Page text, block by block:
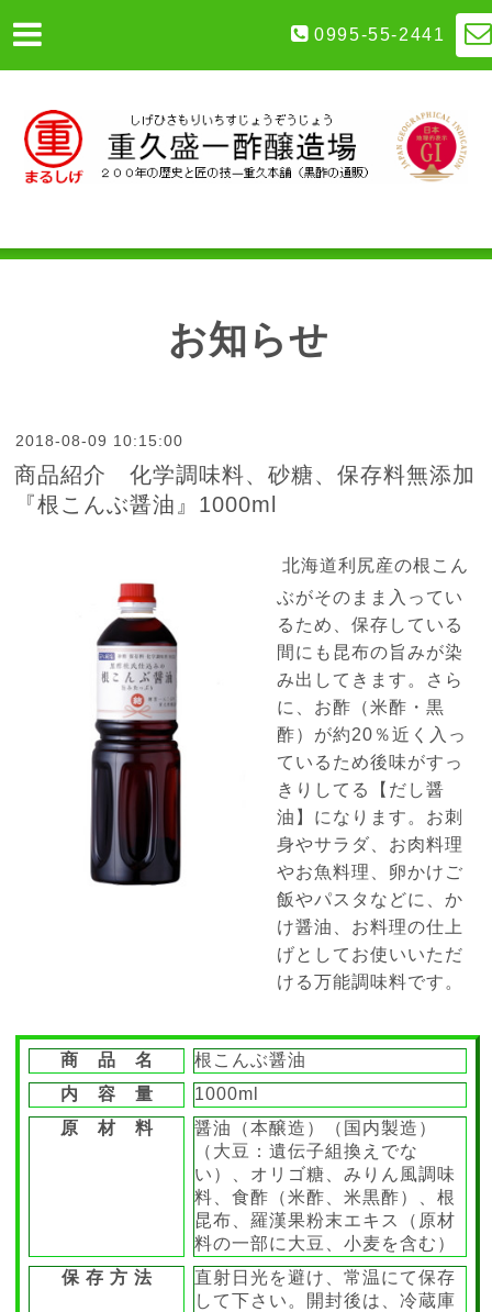
0995-55-2441
お知らせ
2018-08-09 10:15:00
商品紹介 化学調味料、砂糖、保存料無添加
『根こんぶ醤油』1000ml
北海道利尻産の根こん
ぶがそのまま入ってい
るため、保存している
間にも昆布の旨みが染
み出してきます。さら
に、お酢（米酢・黒
酢）が約20％近く入っ
ているため後味がすっ
きりしてる【だし醤
油】になります。お刺
身やサラダ、お肉料理
やお魚料理、卵かけご
飯やパスタなどに、か
け醤油、お料理の仕上
げとしてお使いいただ
ける万能調味料です。
商 品 名
根こんぶ醤油
内 容 量
1000ml
原 材 料
醤油（本醸造）（国内製造）
（大豆：遺伝子組換えでな
い）、オリゴ糖、みりん風調味
料、食酢（米酢、米黒酢）、根
昆布、羅漢果粉末エキス（原材
料の一部に大豆、小麦を含む）
保 存 方 法
直射日光を避け、常温にて保存
して下さい。開封後は、冷蔵庫